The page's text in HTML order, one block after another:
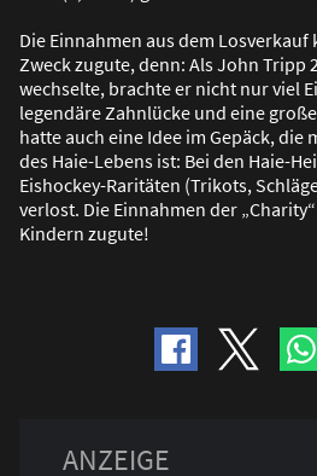
Die Einnahmen aus dem
Zweck zugute, denn: Als John Tripp
wechselte, brachte er nicht nur viel
legendäre Zahnlücke und eine groß
hatte auch eine Idee im Gepäck, die
des Haie-Lebens ist: Bei den Haie-
Eishockey-Raritäten (Trikots,
verlost. Die Einnahmen der
Kindern zugute!